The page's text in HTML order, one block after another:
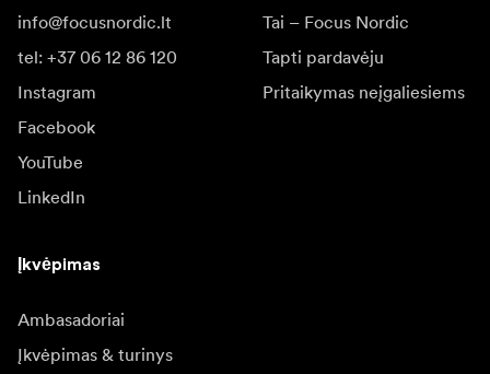
info@focusnordic.lt
tel: +37 06 12 86 120
Instagram
Facebook
YouTube
LinkedIn
Tai – Focus Nordic
Tapti pardavėju
Pritaikymas neįgaliesiems
Įkvėpimas
Ambasadoriai
Įkvėpimas & turinys